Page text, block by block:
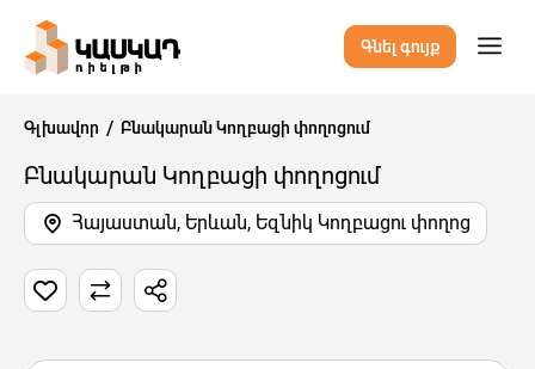
Գնել գույք
Գլխավոր Բնակարան Կողբացի փողոցում
Բնակարան Կողբացի փողոցում
Հայաստան, Երևան, Եզնիկ Կողբացու փողոց